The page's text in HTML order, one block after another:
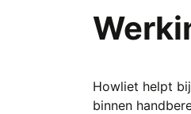
Howliet helpt
binnen